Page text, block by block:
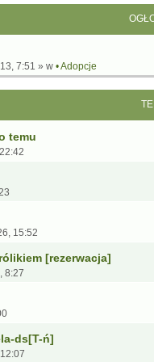
7:51 » w • Adopcje
temu
15:52
[rezerwacja]
8:27
ds[T-ń]